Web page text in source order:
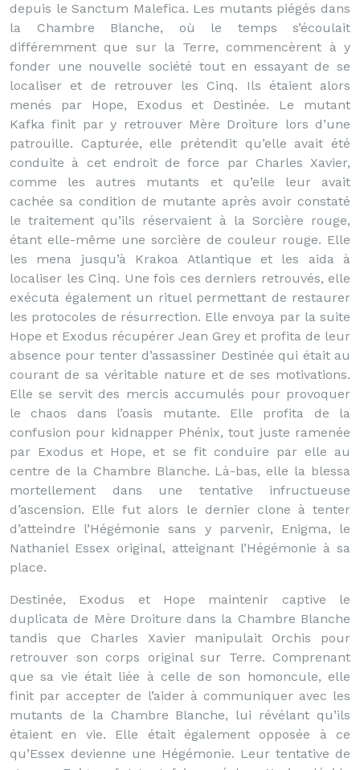
depuis le Sanctum Malefica. Les mutants piégés dans
la Chambre Blanche, où le temps s’écoulait
différemment que sur la Terre, commencèrent à y
fonder une nouvelle société tout en essayant de se
localiser et de retrouver les Cinq. Ils étaient alors
menés par Hope, Exodus et Destinée. Le mutant
Kafka finit par y retrouver Mère Droiture lors d’une
patrouille. Capturée, elle prétendit qu’elle avait été
conduite à cet endroit de force par Charles Xavier,
comme les autres mutants et qu’elle leur avait
cachée sa condition de mutante après avoir constaté
le traitement qu’ils réservaient à la Sorcière rouge,
étant elle-même une sorcière de couleur rouge. Elle
les mena jusqu’à Krakoa Atlantique et les aida à
localiser les Cinq. Une fois ces derniers retrouvés, elle
exécuta également un rituel permettant de restaurer
les protocoles de résurrection. Elle envoya par la suite
Hope et Exodus récupérer Jean Grey et profita de leur
absence pour tenter d’assassiner Destinée qui était au
courant de sa véritable nature et de ses motivations.
Elle se servit des mercis accumulés pour provoquer
le chaos dans l’oasis mutante. Elle profita de la
confusion pour kidnapper Phénix, tout juste ramenée
par Exodus et Hope, et se fit conduire par elle au
centre de la Chambre Blanche. Là-bas, elle la blessa
mortellement dans une tentative infructueuse
d’ascension. Elle fut alors le dernier clone à tenter
d’atteindre l’Hégémonie sans y parvenir, Enigma, le
Nathaniel Essex original, atteignant l’Hégémonie à sa
place.
Destinée, Exodus et Hope maintenir captive le
duplicata de Mère Droiture dans la Chambre Blanche
tandis que Charles Xavier manipulait Orchis pour
retrouver son corps original sur Terre. Comprenant
que sa vie était liée à celle de son homoncule, elle
finit par accepter de l’aider à communiquer avec les
mutants de la Chambre Blanche, lui révélant qu’ils
étaient en vie. Elle était également opposée à ce
qu’Essex devienne une Hégémonie. Leur tentative de